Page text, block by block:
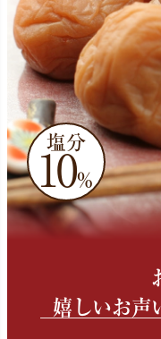
塩分
10％
嬉しいお声